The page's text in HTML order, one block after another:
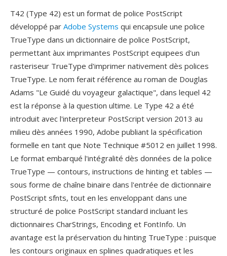
T42 (Type 42) est un format de police PostScript
développé par Adobe Systems qui encapsule une police
TrueType dans un dictionnaire de police PostScript,
permettant àux imprimantes PostScript equipees d'un
rasteriseur TrueType d'imprimer nativement dès polices
TrueType. Le nom ferait référence au roman de Douglas
Adams "Le Guidé du voyageur galactique", dans lequel 42
est la réponse à la question ultime. Le Type 42 a été
introduit avec l'interpreteur PostScript version 2013 au
milieu dès années 1990, Adobe publiant la spécification
formelle en tant que Note Technique #5012 en juillet 1998.
Le format embarqué l'intégralité dès données de la police
TrueType — contours, instructions de hinting et tables —
sous forme de chaîne binaire dans l'entrée de dictionnaire
PostScript sfnts, tout en les enveloppant dans une
structuré de police PostScript standard incluant les
dictionnaires CharStrings, Encoding et FontInfo. Un
avantage est la préservation du hinting TrueType : puisque
les contours originaux en splines quadratiques et les